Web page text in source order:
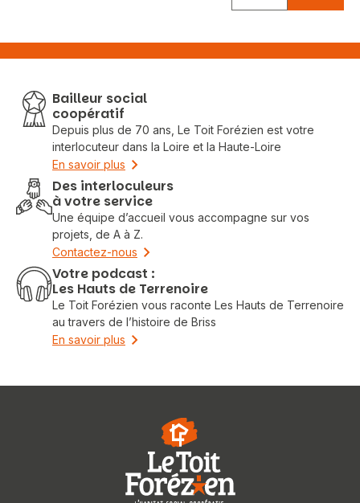
Bailleur social
coopératif
Depuis plus de 70 ans, Le Toit Forézien est votre
interlocuteur dans la Loire et la Haute-Loire
En savoir plus
Des interloculeurs
à votre service
Une équipe d’accueil vous accompagne sur vos
projets, de A à Z.
Contactez-nous
Votre podcast :
Les Hauts de Terrenoire
Le Toit Forézien vous raconte Les Hauts de Terrenoire
au travers de l’histoire de Briss
En savoir plus